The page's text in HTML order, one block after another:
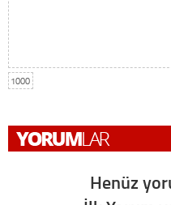
1000
Henüz